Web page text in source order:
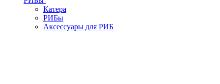
Катера
РИБы
Аксессуары для РИБ